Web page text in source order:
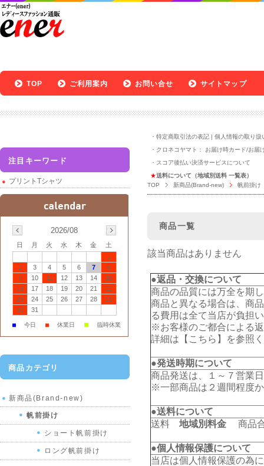
TOP ご利用案内 お問い合せ サイトマップ
・ 特定商取引法の表記 | 個人情報の取り扱
・クロネコヤマト： お届け時カード/お届
・ スコア後払い決済サービスについて
★送料について（地域別送料 一覧表）
TOP
新商品(Brand-new) 帆前掛け
商品一覧
該当商品はありません
●返品・交換について
商品の品質には万全を期
商品と異なる場合は、商
る費用は全て当店が負担
※お客様のご都合による
詳細は【 こちら 】を参照
●発送時期について
商品発送は、１～７営業
※一部商品は２週間程度
●送料について
送料 地域別料金 商品合
●個人情報保護について
当店は個人情報保護の為
注目キーワード
プリントTシャツ
2026/08
日 月 火 水 木 金
土
1
2
3 4 5 6 7
8
9
10 11 12 13 14
15
16
17 18 19 20 21
22
23
24 25 26 27 28
29
30
31
■ 今日 ■ 休業日 ■ 臨時休業
商品カテゴリ
新商品(Brand-new)
帆前掛け
ショート帆前掛け
ロング帆前掛け